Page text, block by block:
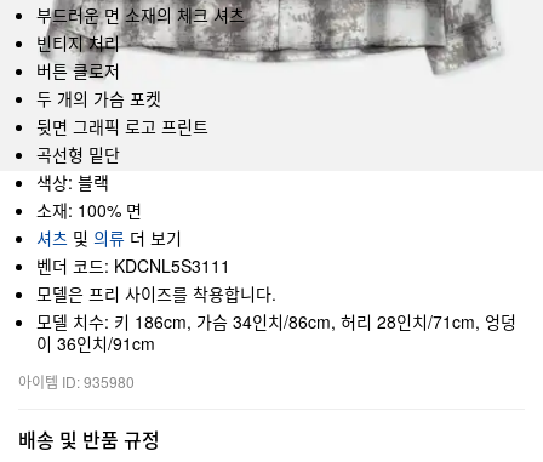
부드러운 면 소재의 체크 셔츠
빈티지 처리
버튼 클로저
두 개의 가슴 포켓
뒷면 그래픽 로고 프린트
곡선형 밑단
색상: 블랙
소재: 100% 면
셔츠 및 의류 더 보기
벤더 코드: KDCNL5S3111
모델은 프리 사이즈를 착용합니다.
모델 치수: 키 186cm, 가슴 34인치/86cm, 허리 28인치/71cm, 엉덩
이 36인치/91cm
아이템 ID: 935980
배송 및 반품 규정